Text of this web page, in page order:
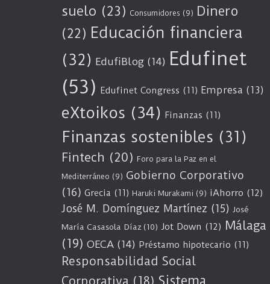
suelo (23) Consumidores (9) Dinero
(22) Educación financiera
(32) EdufiBlog (14) Edufinet
(53) Edufinet Congress (11) Empresa (13)
eXtoikos (34) Finanzas (11)
Finanzas sostenibles (31)
Fintech (20) Foro para la Paz en el
Mediterráneo (9) Gobierno Corporativo
(16) Grecia (11) Haruki Murakami (9) iAhorro (12)
José M. Domínguez Martínez (15) José
María Casasola Díaz (10) Jot Down (12) Málaga
(19) OECA (14) Préstamo hipotecario (11)
Responsabilidad Social
Sistema